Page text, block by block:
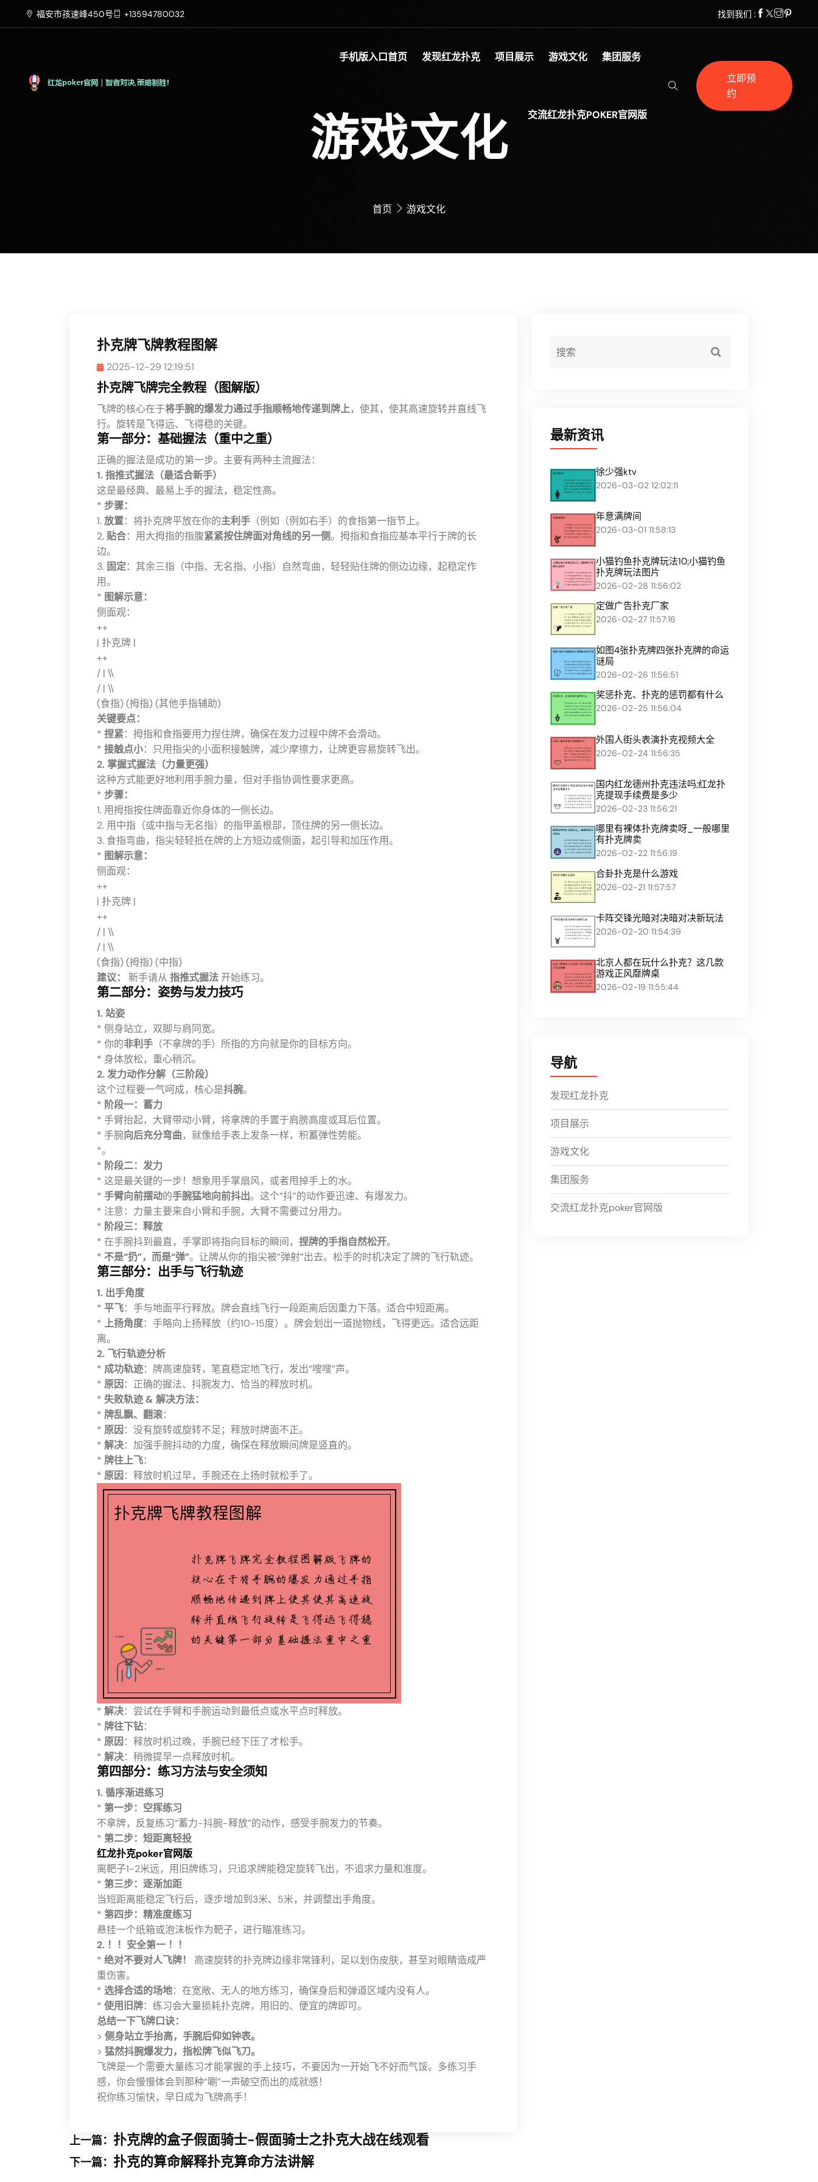
福安市孩速峰450号 +13594780032 找到我们 :
手机版入口首页 发现红龙扑克 项目展示 游戏文化 集团服务
交流红龙扑克POKER官网版
立即预
约
游戏文化
首页 游戏文化
扑克牌飞牌教程图解
2025-12-29 12:19:51
扑克牌飞牌完全教程（图解版）
飞牌的核心在于将手腕的爆发力通过手指顺畅地传递到牌上，使其，使其高速旋转并直线飞
行。旋转是飞得远、飞得稳的关键。
第一部分：基础握法（重中之重）
正确的握法是成功的第一步。主要有两种主流握法：
1. 指推式握法（最适合新手）
这是最经典、最易上手的握法，稳定性高。
* 步骤：
1.放置：将扑克牌平放在你的主利手 （例如（例如右手）的食指第一指节上。
2. 贴合：用大拇指的指腹紧紧按住牌面对角线的另一侧。拇指和食指应基本平行于牌的长
边。
3. 固定：其余三指（中指、无名指、小指）自然弯曲，轻轻贴住牌的侧边边缘，起稳定作
用。
* 图解示意：
侧面观：
++
| 扑克牌 |
++
/ | \\
/ | \\
(食指) (拇指) (其他手指辅助)
关键要点：
* 捏紧：拇指和食指要用力捏住牌，确保在发力过程中牌不会滑动。
* 接触点小：只用指尖的小面积接触牌，减少摩擦力，让牌更容易旋转飞出。
2. 掌握式握法（力量更强）
这种方式能更好地利用手腕力量，但对手指协调性要求更高。
* 步骤：
1. 用拇指按住牌面靠近你身体的一侧长边。
2. 用中指（或中指与无名指）的指甲盖根部，顶住牌的另一侧长边。
3. 食指弯曲，指尖轻轻抵在牌的上方短边或侧面，起引导和加压作用。
* 图解示意：
侧面观：
++
| 扑克牌 |
++
/ | \\
/ | \\
(食指) (拇指) (中指)
建议：
新手请从 指推式握法 开始练习。
第二部分：姿势与发力技巧
1. 站姿
* 侧身站立，双脚与肩同宽。
* 你的非利手 （不拿牌的手）所指的方向就是你的目标方向。
* 身体放松，重心稍沉。
2. 发力动作分解（三阶段）
这个过程要一气呵成，核心是抖腕。
* 阶段一：蓄力
* 手臂抬起，大臂带动小臂，将拿牌的手置于肩膀高度或耳后位置。
* 手腕向后充分弯曲，就像给手表上发条一样，积蓄弹性势能。
*。
* 阶段二：发力
* 这是最关键的一步！想象用手掌扇风，或者甩掉手上的水。
* 手臂向前摆动的手腕猛地向前抖出。这个“抖”的动作要迅速、有爆发力。
* 注意：力量主要来自小臂和手腕，大臂不需要过分用力。
* 阶段三：释放
* 在手腕抖到最直，手掌即将指向目标的瞬间， 捏牌的手指自然松开。
* 不是“扔”，而是“弹”。让牌从你的指尖被“弹射”出去。松手的时机决定了牌的飞行轨迹。
第三部分：出手与飞行轨迹
1. 出手角度
* 平飞：手与地面平行释放。牌会直线飞行一段距离后因重力下落。适合中短距离。
* 上扬角度：手略向上扬释放（约10-15度）。牌会划出一道抛物线，飞得更远。适合远距
离。
2. 飞行轨迹分析
* 成功轨迹：牌高速旋转，笔直稳定地飞行，发出“嗖嗖”声。
* 原因 ：正确的握法、抖腕发力、恰当的释放时机。
* 失败轨迹 & 解决方法：
* 牌乱飘、翻滚：
* 原因 ：没有旋转或旋转不足；释放时牌面不正。
* 解决：加强手腕抖动的力度，确保在释放瞬间牌是竖直的。
* 牌往上飞：
* 原因 ：释放时机过早，手腕还在上扬时就松手了。
* 解决：尝试在手臂和手腕运动到最低点或水平点时释放。
* 牌往下钻：
* 原因 ：释放时机过晚，手腕已经下压了才松手。
* 解决：稍微提早一点释放时机。
第四部分：练习方法与安全须知
1. 循序渐进练习
* 第一步：空挥练习
不拿牌，反复练习“蓄力-抖腕-释放”的动作，感受手腕发力的节奏。
* 第二步：短距离轻投
红龙扑克poker官网版
离靶子1-2米远，用旧牌练习，只追求牌能稳定旋转飞出，不追求力量和准度。
* 第三步：逐渐加距
当短距离能稳定飞行后，逐步增加到3米、5米，并调整出手角度。
* 第四步：精准度练习
悬挂一个纸箱或泡沫板作为靶子，进行瞄准练习。
2. ！！安全第一 ！！
* 绝对不要对人飞牌！
高速旋转的扑克牌边缘非常锋利，足以划伤皮肤，甚至对眼睛造成严
重伤害。
* 选择合适的场地：在宽敞、无人的地方练习，确保身后和弹道区域内没有人。
* 使用旧牌：练习会大量损耗扑克牌，用旧的、便宜的牌即可。
总结一下飞牌口诀：
> 侧身站立手抬高，手腕后仰如钟表。
> 猛然抖腕爆发力，指松牌飞似飞刀。
飞牌是一个需要大量练习才能掌握的手上技巧，不要因为一开始飞不好而气馁。多练习手
感，你会慢慢体会到那种“唰”一声破空而出的成就感！
祝你练习愉快，早日成为飞牌高手！
上一篇： 扑克牌的盒子假面骑士-假面骑士之扑克大战在线观看
下一篇： 扑克的算命解释扑克算命方法讲解
最新资讯
徐少强ktv
2026-03-02 12:02:11
年意满牌间
2026-03-01 11:58:13
小猫钓鱼扑克牌玩法10;小猫钓鱼
扑克牌玩法图片
2026-02-28 11:56:02
定做广告扑克厂家
2026-02-27 11:57:16
如图4张扑克牌四张扑克牌的命运
谜局
2026-02-26 11:56:51
奖惩扑克、扑克的惩罚都有什么
2026-02-25 11:56:04
外国人街头表演扑克视频大全
2026-02-24 11:56:35
国内红龙德州扑克违法吗;红龙扑
克提现手续费是多少
2026-02-23 11:56:21
哪里有裸体扑克牌卖呀_一般哪里
有扑克牌卖
2026-02-22 11:56:19
合卦扑克是什么游戏
2026-02-21 11:57:57
卡阵交锋光暗对决暗对决新玩法
2026-02-20 11:54:39
北京人都在玩什么扑克？这几款
游戏正风靡牌桌
2026-02-19 11:55:44
导航
发现红龙扑克
项目展示
游戏文化
集团服务
交流红龙扑克poker官网版